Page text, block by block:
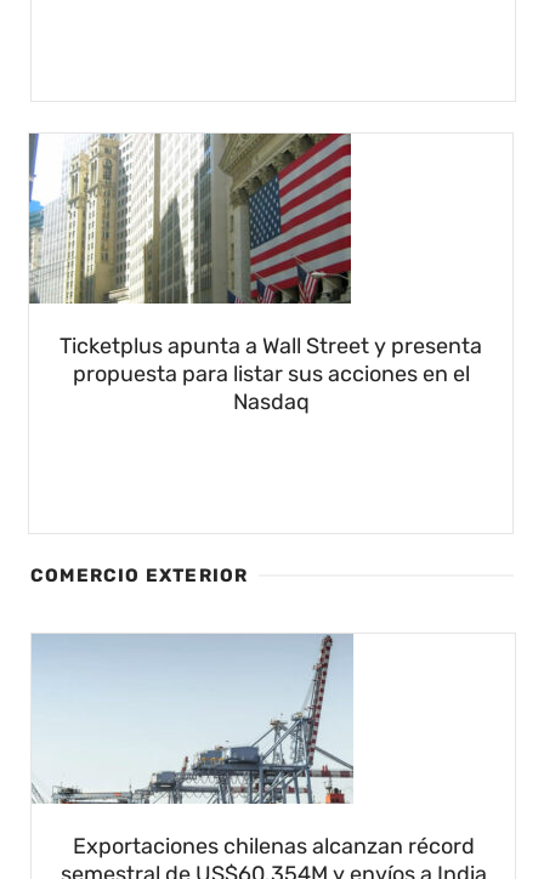
Ticketplus apunta a Wall Street y presenta
propuesta para listar sus acciones en el
Nasdaq
COMERCIO EXTERIOR
Exportaciones chilenas alcanzan récord
semestral de US$60.354M y envíos a India